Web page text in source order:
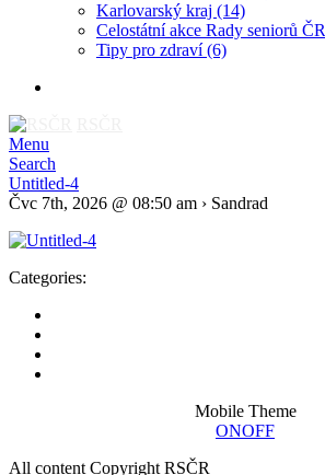
Karlovarský kraj (14)
Celostátní akce Rady seniorů ČR
Tipy pro zdraví(6)
Menu
Search
Untitled-4
Čvc 7th, 2026 @ 08:50 am › Sandrad
Categories:
Mobile Theme
ONOFF
All content Copyright RSČR